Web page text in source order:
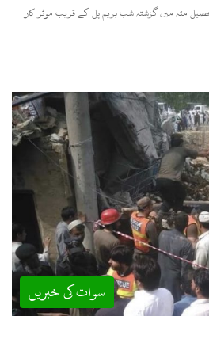
مٹہ میں گزشتہ شب بریم پل کے قریب موٹر کار
سوات کی خبریں